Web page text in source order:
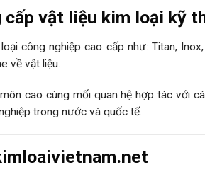
cấp vật liệu kim loại kỹ
công nghiệp cao cấp như: Titan,
về vật liệu.
cao cùng mối quan hệ hợp tác với
trong nước và quốc tế.